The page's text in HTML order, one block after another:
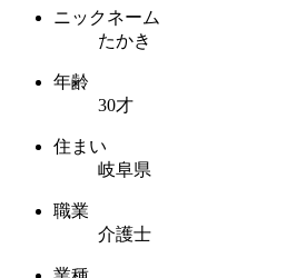
ニックネーム
たかき
年齢
30才
住まい
岐阜県
職業
介護士